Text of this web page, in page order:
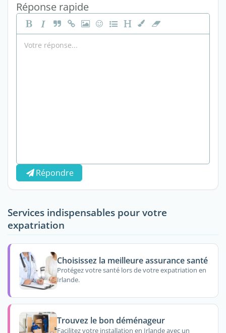
Réponse rapide
Répondre
Services indispensables pour votre
expatriation
Choisissez la meilleure assurance santé
Protégez votre santé lors de votre expatriation en
Irlande.
Trouvez le bon déménageur
Facilitez votre installation en Irlande avec un